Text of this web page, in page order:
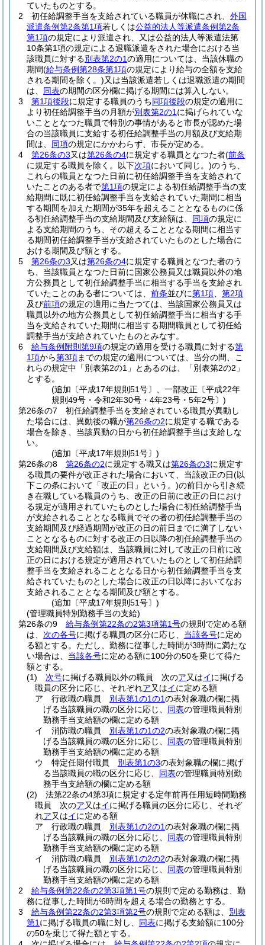
ていたものとする。
2
初任給調整手当を支給されている職員が休職にされ、 外国
派遣条例第2条第1項若しくは公益的法人等派遣条例第2条
第1項の規定により派遣され、又は公益的法人等派遣法第
10条第1項の規定による退職派遣をされた場合における当
該職員に対する別表第2の1の適用については、当該休職の
期間(給与条例第28条第1項の規定により給与の全額を支給
される期間を除く。)又は当該派遣若しくは退職派遣の期間
は、 同表の期間の区分欄に掲げる期間には算入しない。
3
第1項後段に規定する職員のうち同項後段の規定の適用に
より初任給調整手当の月額が別表第2の1 に掲げられていな
いこととなつた職員で特別の事情があると市長が認めた場
合の当該職員に支給する初任給調整手当の月額及び支給期
間は、 同項の規定にかかわらず、市長が定める。
4
第26条の3又は第26条の4に規定する職員となつた者(前条
に規定する職員を除く。以下次項において同じ。)のうち、
これらの職員となつた日前に初任給調整手当を支給されて
いたことのある者で第1項の規定による初任給調整手当の支
給期間に既に初任給調整手当を支給されていた期間に相当
する期間を加えた期間が35年を超えることとなるものに係
る初任給調整手当の支給期間及び支給額は、 同項の規定に
よる支給期間のうち、その超えることとなる期間に相当す
る期間初任給調整手当が支給されていたものとした場合に
おける期間及び額とする。
5
第26条の3又は第26条の4に規定する職員となつた者のう
ち、当該職員となつた日前に国家公務員又は職員以外の地
方公務員として初任給調整手当に相当する手当を支給され
ていたことのある者については、 前条並びに第1項
第2項
及び前項の規定の適用に当たつては、当該国家公務員又は
職員以外の地方公務員として初任給調整手当に相当する手
当を支給されていた期間に相当する期間職員として初任給
調整手当が支給されていたものとみなす。
6
給与条例附則第9項の規定の適用を受ける職員に対する第
1項から第3項までの規定の適用については、当分の間、こ
れらの規定中「別表第2の1」とあるのは、「別表第2の2」
とする。
(追加〔平成17年規則51号〕、一部改正〔平成22年
規則49号・令和2年30号・4年23号・5年2号〕)
第26条の7
初任給調整手当を支給されている職員が異動し
た場合には、異動後の職が第26条の2に規定する職である
場合を除き、当該異動の日から初任給調整手当は支給しな
い。
(追加〔平成17年規則51号〕)
第26条の8
第26条の2に規定する職又は第26条の3に規定す
る職員の要件が改正された場合において、当該改正の日(以
下この条において「改正の日」という。)の前日から引き続
き在職している職員のうち、改正の日前に改正の日におけ
る規定が適用されていたものとした場合に初任給調整手当
が支給されることとなる職員でその者の初任給調整手当の
支給期間及び経過期間が改正の日の前日までに満了しない
こととなるものに対する改正の日以降の初任給調整手当の
支給期間及び支給額は、当該職員に対して改正の日前に改
正の日における規定が適用されていたものとして初任給調
整手当を支給されることとなる日から初任給調整手当を支
給されていたものとした場合に改正の日以降においてなお
支給されることとなる期間及び額とする。
(追加〔平成17年規則51号〕)
(管理職員特別勤務手当の支給)
第26条の9
給与条例第22条の2第3項第1号の規則で定める額
は、 次の各号に掲げる職員の区分に応じ、 当該各号に定め
る額とする。 ただし、勤務に従事した時間が3時間に満たな
い場合は、 当該各号に定める額に100分の50を乗じて得た
額とする。
(1)
次号に掲げる職員以外の職員 次のア又はイに掲げる
職員の区分に応じ、それぞれア又はイに定める額
ア
行政職の職員 別表第1の1の1の表対象職の欄に掲
げる当該職員の職の区分に応じ、 同表の管理職員特別
勤務手当支給額の欄に定める額
イ
消防職の職員 別表第1の1の2の表対象職の欄に掲
げる当該職員の職の区分に応じ、 同表の管理職員特別
勤務手当支給額の欄に定める額
ウ
特定任期付職員 別表第1の3の表対象職の欄に掲げ
る当該職員の職の区分に応じ、 同表の管理職員特別勤
務手当支給額の欄に定める額
(2)
法第22条の4第3項に規定する定年前再任用短時間勤務
職員 次のア又はイに掲げる職員の区分に応じ、それぞ
れア又はイに定める額
ア
行政職の職員 別表第1の2の1の表対象職の欄に掲
げる当該職員の職の区分に応じ、 同表の管理職員特別
勤務手当支給額の欄に定める額
イ
消防職の職員 別表第1の2の2の表対象職の欄に掲
げる当該職員の職の区分に応じ、 同表の管理職員特別
勤務手当支給額の欄に定める額
2
給与条例第22条の2第3項第1号の規則で定める勤務は、勤
務に従事した時間が6時間を超える場合の勤務とする。
3
給与条例第22条の2第3項第2号の規則で定める額は、 別表
第1 に掲げる職員の職に対し、 同表に掲げる支給額に100分
の50を乗じて得た額とする。